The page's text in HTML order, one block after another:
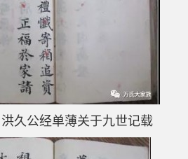
洪久公经单薄关于九世记载